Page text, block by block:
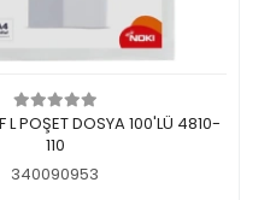
لايوجد في المخزن
L POŞET DOSYA 100'LÜ 4810-
110
340090953